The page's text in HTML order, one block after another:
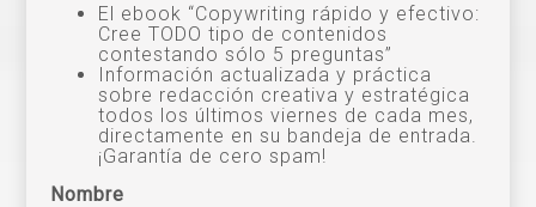
El ebook “Copywriting rápido y efectivo:
Cree TODO tipo de contenidos
contestando sólo 5 preguntas”
Información actualizada y práctica
sobre redacción creativa y estratégica
todos los últimos viernes de cada mes,
directamente en su bandeja de entrada.
¡Garantía de cero spam!
Nombre